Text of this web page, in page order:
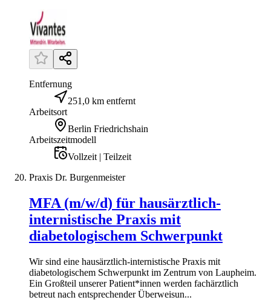
Entfernung
251,0 km entfernt
Arbeitsort
Berlin Friedrichshain
Arbeitszeitmodell
Vollzeit | Teilzeit
Praxis Dr. Burgenmeister
MFA (m/w/d) für hausärztlich-
internistische Praxis mit
diabetologischem Schwerpunkt
Wir sind eine hausärztlich-internistische Praxis mit
diabetologischem Schwerpunkt im Zentrum von Laupheim.
Ein Großteil unserer Patient*innen werden fachärztlich
betreut nach entsprechender Überweisun...